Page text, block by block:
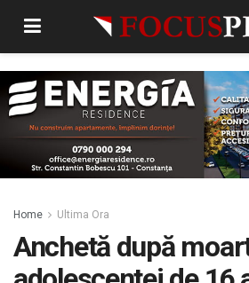
Home Ultima Ora
Anchetă după